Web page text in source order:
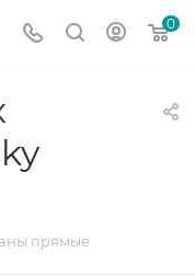
0
прямые